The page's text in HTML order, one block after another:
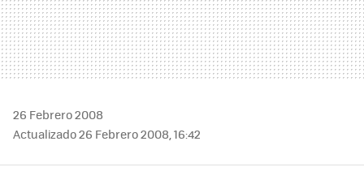
26 Febrero 2008
Actualizado 26 Febrero 2008, 16:42